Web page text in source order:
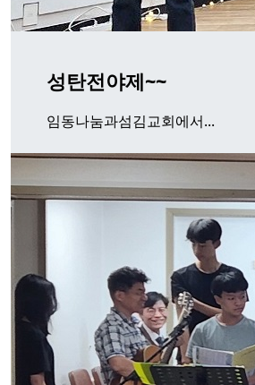
성탄전야제~~
임동나눔과섬김교회에서...